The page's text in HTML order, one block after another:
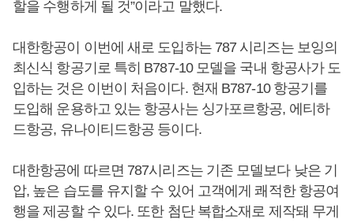
할을 수행하게 될 것”이라고 말했다.
대한항공이 이번에 새로 도입하는 787 시리즈는 보잉의
최신식 항공기로 특히 B787-10 모델을 국내 항공사가 도
입하는 것은 이번이 처음이다. 현재 B787-10 항공기를
도입해 운용하고 있는 항공사는 싱가포르항공, 에티하
드항공, 유나이티드항공 등이다.
대한항공에 따르면 787시리즈는 기존 모델보다 낮은 기
압, 높은 습도를 유지할 수 있어 고객에게 쾌적한 항공여
행을 제공할 수 있다. 또한 첨단 복합소재로 제작돼 무게